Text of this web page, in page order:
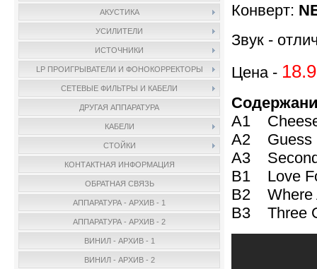
АКУСТИКА
УСИЛИТЕЛИ
ИСТОЧНИКИ
LP ПРОИГРЫВАТЕЛИ И ФОНОКОРРЕКТОРЫ
СЕТЕВЫЕ ФИЛЬТРЫ И КАБЕЛИ
ДРУГАЯ АППАРАТУРА
КАБЕЛИ
СТОЙКИ
КОНТАКТНАЯ ИНФОРМАЦИЯ
ОБРАТНАЯ СВЯЗЬ
АППАРАТУРА - АРХИВ - 1
АППАРАТУРА - АРХИВ - 2
ВИНИЛ - АРХИВ - 1
ВИНИЛ - АРХИВ - 2
Конверт:
Звук -
Цена -
A1
A2 Guess
A3
B1 Love
B2
B3 Three